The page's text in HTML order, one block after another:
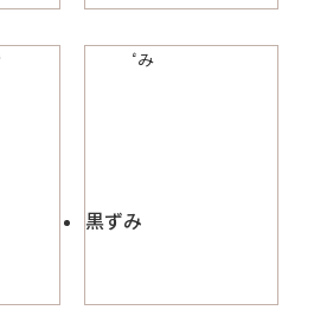
黒ずみ